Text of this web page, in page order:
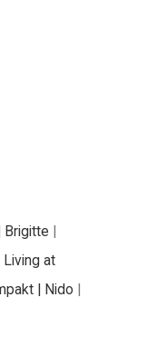
Brigitte |
Living at
| Nido |